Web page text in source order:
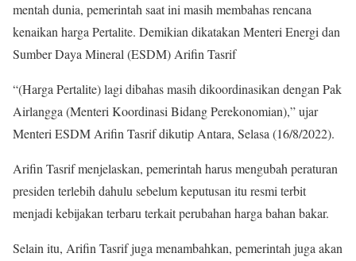
mentah dunia, pemerintah saat ini masih membahas rencana
kenaikan harga Pertalite. Demikian dikatakan Menteri Energi dan
Sumber Daya Mineral (ESDM) Arifin Tasrif
“(Harga Pertalite) lagi dibahas masih dikoordinasikan dengan Pak
Airlangga (Menteri Koordinasi Bidang Perekonomian),” ujar
Menteri ESDM Arifin Tasrif dikutip Antara, Selasa (16/8/2022).
Arifin Tasrif menjelaskan, pemerintah harus mengubah peraturan
presiden terlebih dahulu sebelum keputusan itu resmi terbit
menjadi kebijakan terbaru terkait perubahan harga bahan bakar.
Selain itu, Arifin Tasrif juga menambahkan, pemerintah juga akan